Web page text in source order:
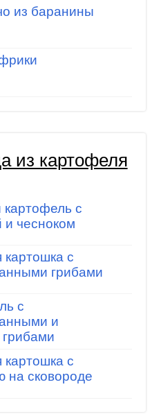
из баранины
из картофеля
с
и чесноком
с
грибами
с
и
с
на сковороде